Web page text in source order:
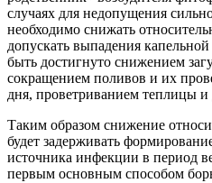
случаях для недопущения
необходимо снижать
допускать выпадения
быть достигнуто снижением
сокращением поливов и их
дня, проветриванием теплицы и
Таким образом снижение
будет задерживать
источника инфекции в период
первым основным способом